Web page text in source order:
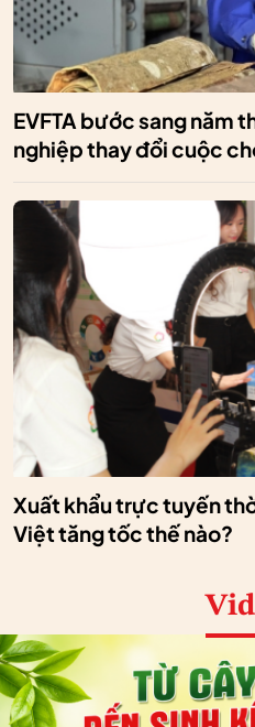
EVFTA bước sang năm
nghiệp thay đổi cuộc
Xuất khẩu trực tuyến
Việt tăng tốc thế nào?